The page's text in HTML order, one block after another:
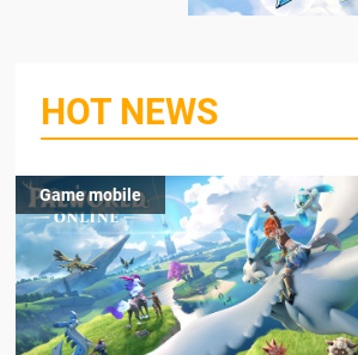
HOT NEWS
Game mobile